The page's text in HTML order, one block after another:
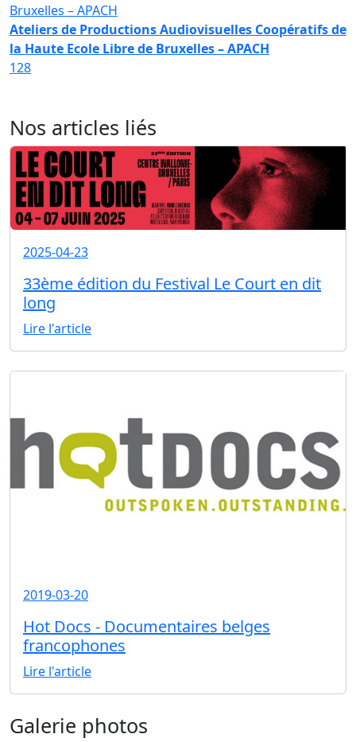
Ateliers de Productions Audiovisuelles Coopératifs de
la Haute Ecole Libre de Bruxelles – APACH
128
Nos articles liés
2025-04-23
33ème édition du Festival Le Court en dit
long
Lire l'article
2019-03-20
Hot Docs - Documentaires belges
francophones
Lire l'article
Galerie photos